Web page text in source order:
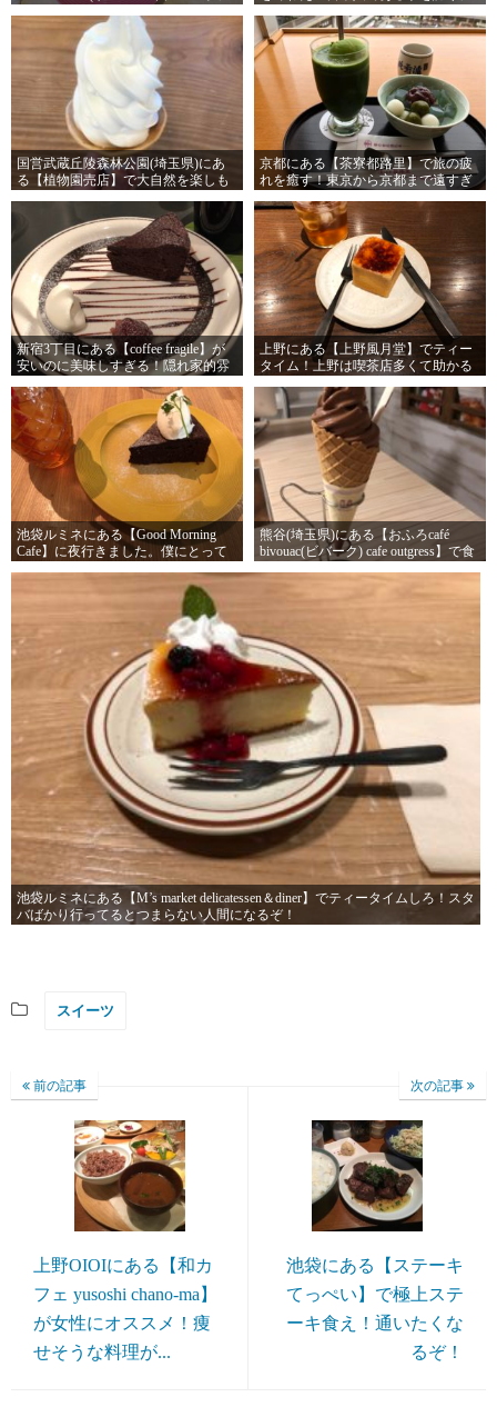
けで行くのもあり！
国営武蔵丘陵森林公園(埼玉県)にあ
る【植物園売店】で大自然を楽しも
京都にある【茶寮都路里】で旅の疲
れを癒す！東京から京都まで遠すぎ
新宿3丁目にある【coffee fragile】が
安いのに美味しすぎる！隠れ家的雰
上野にある【上野風月堂】でティー
タイム！上野は喫茶店多くて助かる
池袋ルミネにある【Good Morning
Cafe】に夜行きました。僕にとって
熊谷(埼玉県)にある【おふろcafé
bivouac(ビバーク) cafe outgress】で食
池袋ルミネにある【M’s market delicatessen＆diner】でティータイムしろ！スタ
バばかり行ってるとつまらない人間になるぞ！
スイーツ
前の記事
上野OIOIにある【和カ
フェ yusoshi chano-ma】
が女性にオススメ！痩
せそうな料理が...
次の記事
池袋にある【ステーキ
てっぺい】で極上ステ
ーキ食え！通いたくな
るぞ！